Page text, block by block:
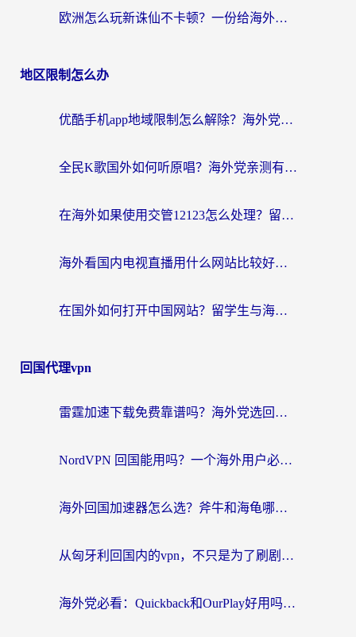
欧洲怎么玩新诛仙不卡顿？一份给海外游子的国服游戏畅玩指南
地区限制怎么办
优酷手机app地域限制怎么解除？海外党亲测有效的追剧方案
全民K歌国外如何听原唱？海外党亲测有效的回国加速器选择指南
在海外如果使用交管12123怎么处理？留学生亲测有效的回国加速方案
海外看国内电视直播用什么网站比较好？一篇解决你所有追剧难题的实用指南
在国外如何打开中国网站？留学生与海外华人的无缝访问指南
回国代理vpn
雷霆加速下载免费靠谱吗？海外党选回国加速器的避坑指南（附热门工具对比）
NordVPN 回国能用吗？一个海外用户必须面对的真实困境
海外回国加速器怎么选？斧牛和海龟哪个好？一篇帮你避开坑的实用指南
从匈牙利回国内的vpn，不只是为了刷剧那么简单
海外党必看：Quickback和OurPlay好用吗？3分钟选对回国加速器，无缝刷剧玩游戏